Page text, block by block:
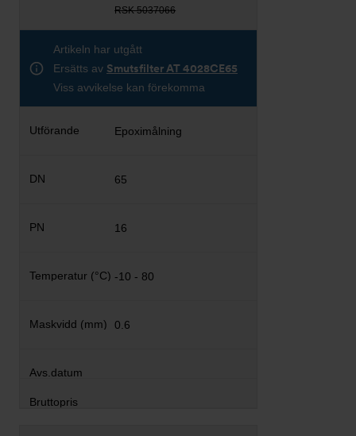
RSK 5037066
Artikeln har utgått
Ersätts av Smutsfilter AT 4028CE65
Viss avvikelse kan förekomma
Epoximålning
65
16
-10 - 80
0.6